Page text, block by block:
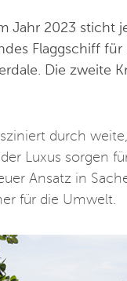
Jahr 2023 sticht
Flaggschiff
Die zweite
durch
Luxus sorgen
Ansatz in
für die Umwelt.